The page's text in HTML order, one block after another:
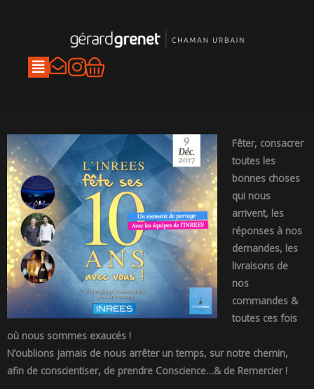
I
n
t
a
g
r
a
m
Panier
Fêter, consacrer
toutes les
bonnes choses
qui nous
arrivent, les
réponses à nos
demandes, les
livraisons de
nos
commandes &
toutes ces fois
où nous sommes exaucés !
N’oublions jamais de nous arrêter un temps, sur notre chemin,
afin de conscientiser, de prendre Conscience…& de Remercier !